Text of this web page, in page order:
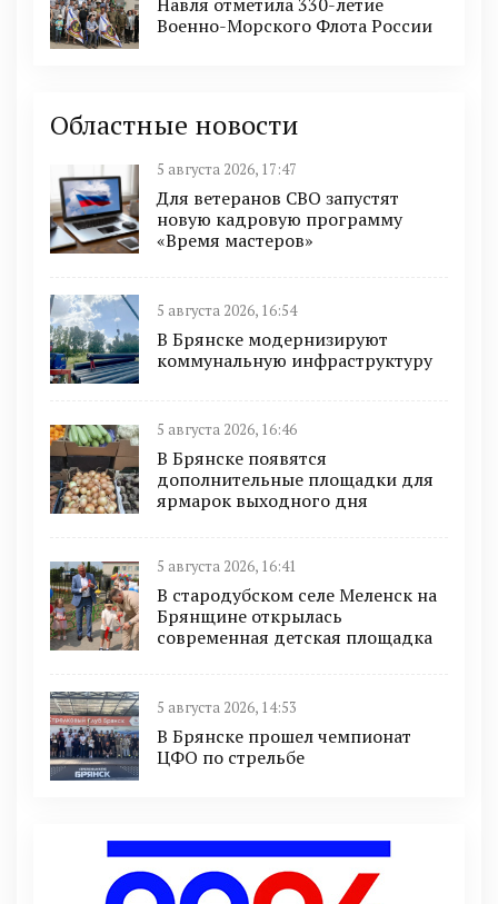
Военно-Морского Флота России
Областные новости
5 августа 2026, 17:47
Для ветеранов СВО запустят
новую кадровую программу
«Время мастеров»
5 августа 2026, 16:54
В Брянске модернизируют
коммунальную инфраструктуру
5 августа 2026, 16:46
В Брянске появятся
дополнительные площадки для
ярмарок выходного дня
5 августа 2026, 16:41
В стародубском селе Меленск на
Брянщине открылась
современная детская площадка
5 августа 2026, 14:53
В Брянске прошел чемпионат
ЦФО по стрельбе